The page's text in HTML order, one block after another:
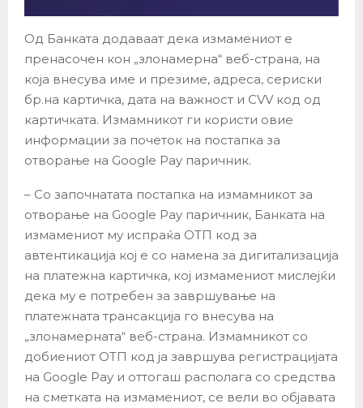
Од Банката додаваат дека измамениот е
пренасочен кон „злонамерна“ веб-страна, на
која внесува име и презиме, адреса, сериски
бр.на картичка, дата на важност и CVV код од
картичката. Измамникот ги користи овие
информации за почеток на постапка за
отворање на Google Pay паричник.
– Со започнатата постапка на измамникот за
отворање на Google Pay паричник, Банката на
измамениот му испраќа ОТП код за
автентикација кој е со намена за дигитализација
на платежна картичка, кој измамениот мислејќи
дека му е потребен за завршување на
платежната трансакција го внесува на
„злонамерната“ веб-страна. Измамникот со
добиениот ОТП код ја завршува регистрацијата
на Google Pay и оттогаш располага со средства
на сметката на измамениот, се вели во објавата